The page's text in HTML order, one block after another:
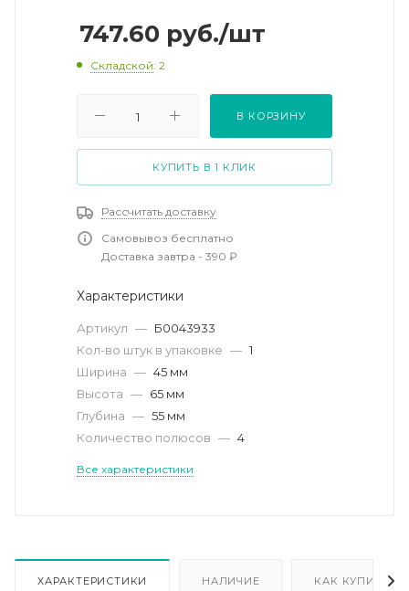
747.60 руб./шт
Складской: 2
В КОРЗИНУ
КУПИТЬ В 1 КЛИК
Рассчитать доставку
Самовывоз бесплатно
Доставка завтра - 390 ₽
Характеристики
Артикул — Б0043933
Кол-во штук в упаковке — 1
Ширина — 45 мм
Высота — 65 мм
Глубина — 55 мм
Количество полюсов — 4
Все характеристики
ХАРАКТЕРИСТИКИ НАЛИЧИЕ КАК КУПИТЬ